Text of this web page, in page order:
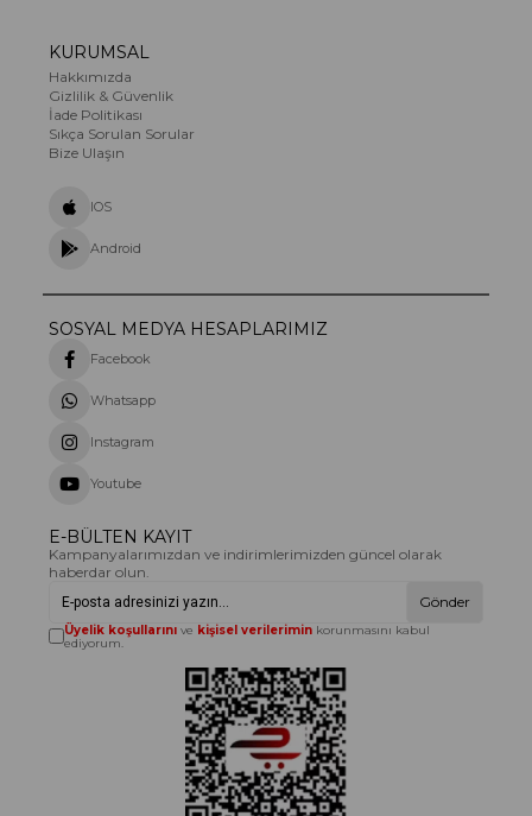
KURUMSAL
Hakkımızda
Gizlilik & Güvenlik
İade Politikası
Sıkça Sorulan Sorular
Bize Ulaşın
IOS
Android
SOSYAL MEDYA HESAPLARIMIZ
Facebook
Whatsapp
Instagram
Youtube
E-BÜLTEN KAYIT
Kampanyalarımızdan ve indirimlerimizden güncel olarak
haberdar olun.
Gönder
Üyelik koşullarını ve kişisel verilerimin korunmasını kabul
ediyorum.